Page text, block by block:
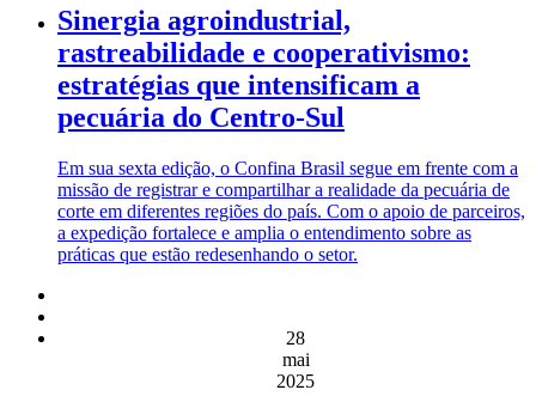
Sinergia agroindustrial,
rastreabilidade e cooperativismo:
estratégias que intensificam a
pecuária do Centro-Sul
Em sua sexta edição, o Confina Brasil segue em frente com a
missão de registrar e compartilhar a realidade da pecuária de
corte em diferentes regiões do país. Com o apoio de parceiros,
a expedição fortalece e amplia o entendimento sobre as
práticas que estão redesenhando o setor.
28
mai
2025